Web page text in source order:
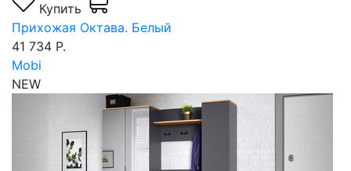
Купить
Прихожая Октава. Белый
41 734 Р.
Mobi
NEW